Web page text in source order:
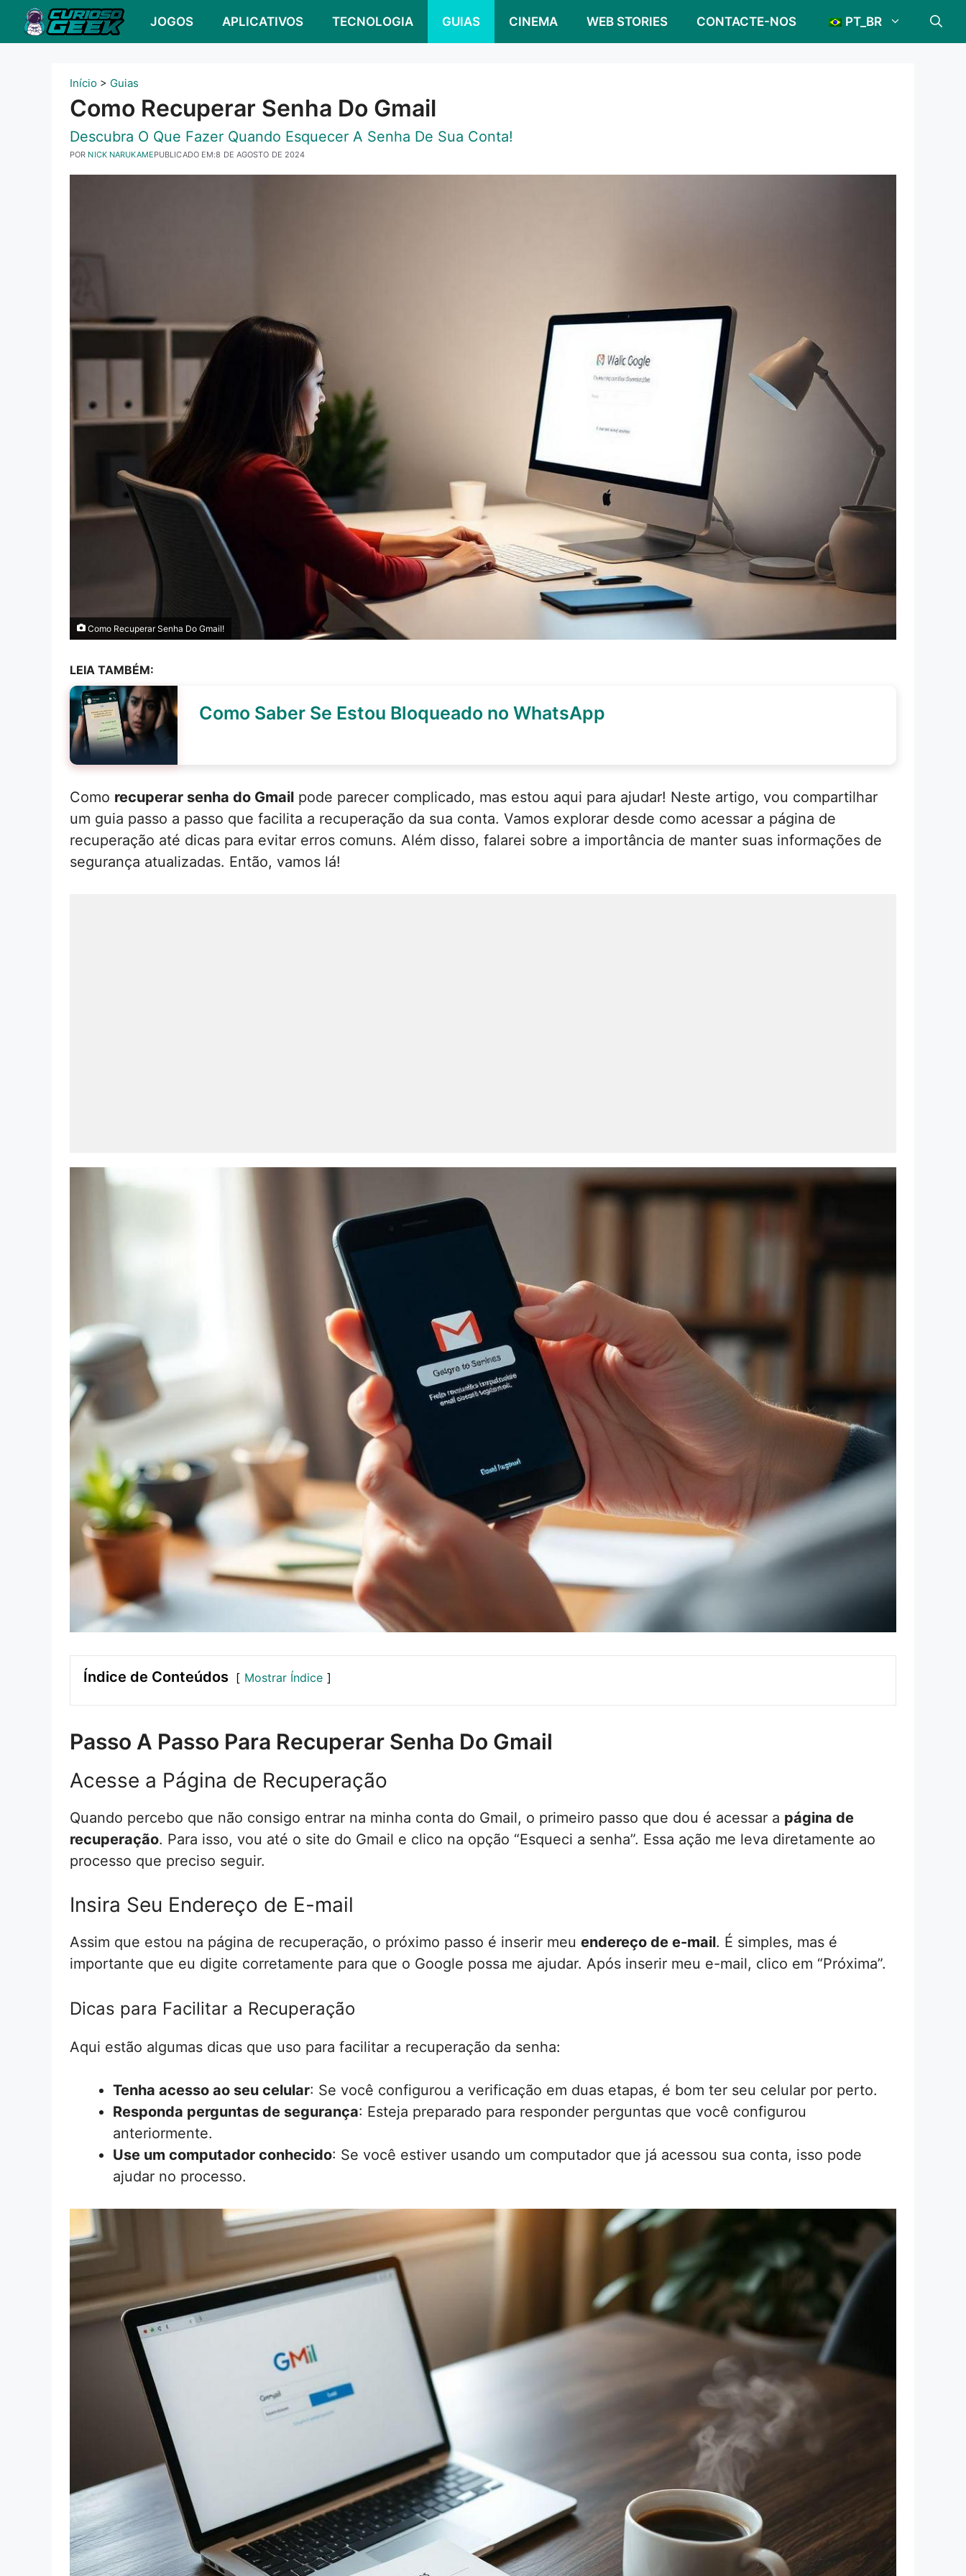
Pular
para
JOGOS APLICATIVOS TECNOLOGIA GUIAS CINEMA WEB STORIES CONTACTE-NOS PT_BR
Início > Guias
Como Recuperar Senha Do Gmail
Descubra O Que Fazer Quando Esquecer A Senha De Sua Conta!
PUBLICADO EM:8 DE AGOSTO DE 2024
POR NICK NARUKAME
Como Recuperar Senha Do Gmail!
LEIA TAMBÉM:
Como Saber Se Estou Bloqueado no WhatsApp
Como recuperar senha do Gmail pode parecer complicado, mas estou aqui para ajudar! Neste artigo, vou compartilhar
um guia passo a passo que facilita a recuperação da sua conta. Vamos explorar desde como acessar a página de
recuperação até dicas para evitar erros comuns. Além disso, falarei sobre a importância de manter suas informações de
segurança atualizadas. Então, vamos lá!
Índice de Conteúdos Mostrar Índice
Passo A Passo Para Recuperar Senha Do Gmail
Acesse a Página de Recuperação
Quando percebo que não consigo entrar na minha conta do Gmail, o primeiro passo que dou é acessar a página de
recuperação. Para isso, vou até o site do Gmail e clico na opção “Esqueci a senha”. Essa ação me leva diretamente ao
processo que preciso seguir.
Insira Seu Endereço de E-mail
Assim que estou na página de recuperação, o próximo passo é inserir meu endereço de e-mail. É simples, mas é
importante que eu digite corretamente para que o Google possa me ajudar. Após inserir meu e-mail, clico em “Próxima”.
Dicas para Facilitar a Recuperação
Aqui estão algumas dicas que uso para facilitar a recuperação da senha:
Tenha acesso ao seu celular: Se você configurou a verificação em duas etapas, é bom ter seu celular por perto.
Responda perguntas de segurança: Esteja preparado para responder perguntas que você configurou
anteriormente.
Use um computador conhecido: Se você estiver usando um computador que já acessou sua conta, isso pode
ajudar no processo.